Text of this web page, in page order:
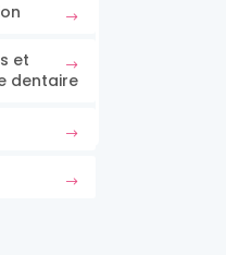
et
dentaire